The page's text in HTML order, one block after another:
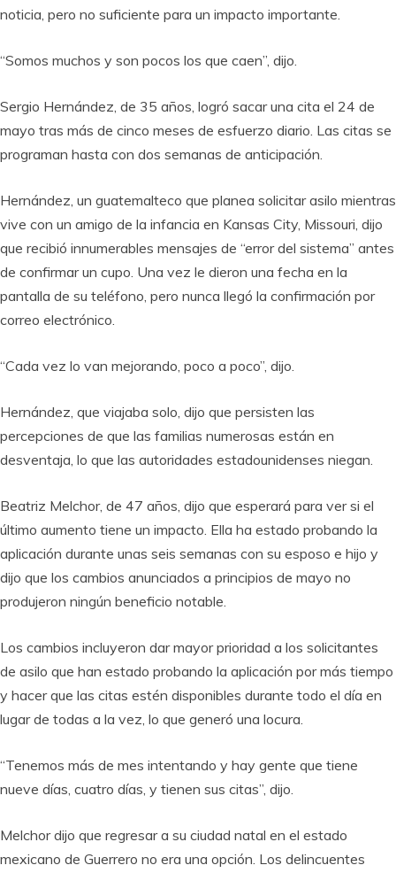
noticia, pero no suficiente para un impacto importante.
“Somos muchos y son pocos los que caen”, dijo.
Sergio Hernández, de 35 años, logró sacar una cita el 24 de
mayo tras más de cinco meses de esfuerzo diario. Las citas se
programan hasta con dos semanas de anticipación.
Hernández, un guatemalteco que planea solicitar asilo mientras
vive con un amigo de la infancia en Kansas City, Missouri, dijo
que recibió innumerables mensajes de “error del sistema” antes
de confirmar un cupo. Una vez le dieron una fecha en la
pantalla de su teléfono, pero nunca llegó la confirmación por
correo electrónico.
“Cada vez lo van mejorando, poco a poco”, dijo.
Hernández, que viajaba solo, dijo que persisten las
percepciones de que las familias numerosas están en
desventaja, lo que las autoridades estadounidenses niegan.
Beatriz Melchor, de 47 años, dijo que esperará para ver si el
último aumento tiene un impacto. Ella ha estado probando la
aplicación durante unas seis semanas con su esposo e hijo y
dijo que los cambios anunciados a principios de mayo no
produjeron ningún beneficio notable.
Los cambios incluyeron dar mayor prioridad a los solicitantes
de asilo que han estado probando la aplicación por más tiempo
y hacer que las citas estén disponibles durante todo el día en
lugar de todas a la vez, lo que generó una locura.
“Tenemos más de mes intentando y hay gente que tiene
nueve días, cuatro días, y tienen sus citas”, dijo.
Melchor dijo que regresar a su ciudad natal en el estado
mexicano de Guerrero no era una opción. Los delincuentes